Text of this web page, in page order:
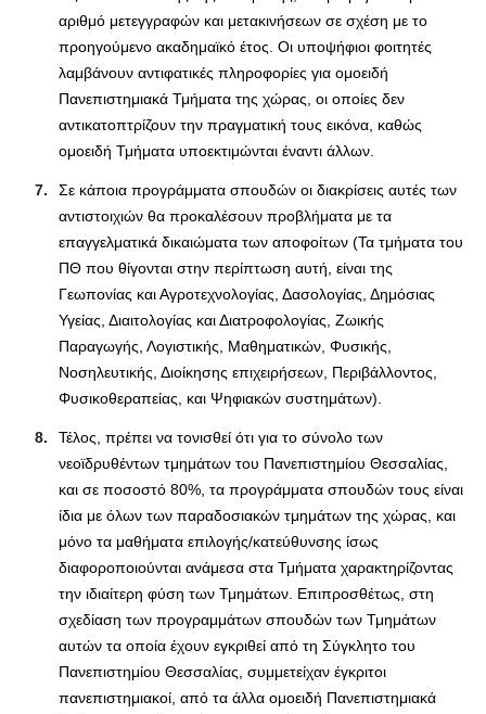
αριθμό μετεγγραφών και μετακινήσεων σε σχέση με το
προηγούμενο ακαδημαϊκό έτος. Οι υποψήφιοι φοιτητές
λαμβάνουν αντιφατικές πληροφορίες για ομοειδή
Πανεπιστημιακά Τμήματα της χώρας, οι οποίες δεν
αντικατοπτρίζουν την πραγματική τους εικόνα, καθώς
ομοειδή Τμήματα υποεκτιμώνται έναντι άλλων.
Σε κάποια προγράμματα σπουδών οι διακρίσεις αυτές των
αντιστοιχιών θα προκαλέσουν προβλήματα με τα
επαγγελματικά δικαιώματα των αποφοίτων (Τα τμήματα του
ΠΘ που θίγονται στην περίπτωση αυτή, είναι της
Γεωπονίας και Αγροτεχνολογίας, Δασολογίας, Δημόσιας
Υγείας, Διαιτολογίας και Διατροφολογίας, Ζωικής
Παραγωγής, Λογιστικής, Μαθηματικών, Φυσικής,
Νοσηλευτικής, Διοίκησης επιχειρήσεων, Περιβάλλοντος,
Φυσικοθεραπείας, και Ψηφιακών συστημάτων).
Τέλος, πρέπει να τονισθεί ότι για το σύνολο των
νεοϊδρυθέντων τμημάτων του Πανεπιστημίου Θεσσαλίας,
και σε ποσοστό 80%, τα προγράμματα σπουδών τους είναι
ίδια με όλων των παραδοσιακών τμημάτων της χώρας, και
μόνο τα μαθήματα επιλογής/κατεύθυνσης ίσως
διαφοροποιούνται ανάμεσα στα Τμήματα χαρακτηρίζοντας
την ιδιαίτερη φύση των Τμημάτων. Επιπροσθέτως, στη
σχεδίαση των προγραμμάτων σπουδών των Τμημάτων
αυτών τα οποία έχουν εγκριθεί από τη Σύγκλητο του
Πανεπιστημίου Θεσσαλίας, συμμετείχαν έγκριτοι
πανεπιστημιακοί, από τα άλλα ομοειδή Πανεπιστημιακά